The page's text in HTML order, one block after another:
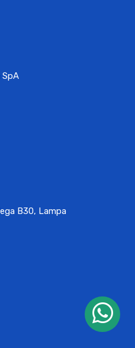
SpA
B30, Lampa